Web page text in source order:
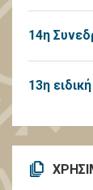
14η
13η